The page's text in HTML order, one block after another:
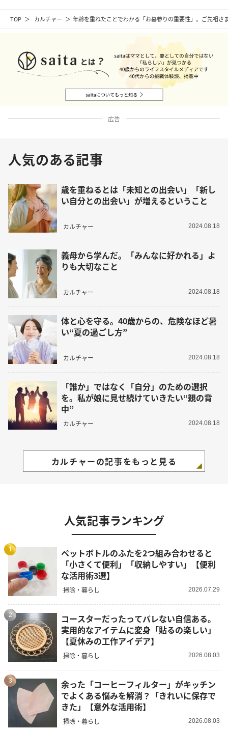
TOP カルチャー 年齢を重ねたことでわかる「お墓参りの重要性」。ご先祖さ
広告
人気のある記事
歳を重ねるとは「未知との出会い」「新し
い自分との出会い」が増えるということ
カルチャー 2024.08.18
義母から学んだ。「みんなに好かれる」よ
りも大切なこと
カルチャー 2024.08.18
体と心を守る。40歳からの、危険なほど暑
い“夏の過ごし方”
カルチャー 2024.08.18
「誰か」ではなく「自分」のための選択
を。私が娘に見せ続けていきたい“親の背
中”
カルチャー 2024.08.18
カルチャーの記事をもっと見る
人気記事ランキング
1
ペットボトルのふたを2つ組み合わせると
「小さくて便利」「収納しやすい」【便利
な活用術3選】
掃除・暮らし 2026.07.29
2
コースターだったってバレない自信ある。
実用的なアイテムに変身「貼るの楽しい」
【夏休みの工作アイデア】
掃除・暮らし 2026.08.03
3
余った「コーヒーフィルター」がキッチン
でよくある悩みを解消？「きれいに保存で
きた」【意外な活用術】
掃除・暮らし 2026.08.03